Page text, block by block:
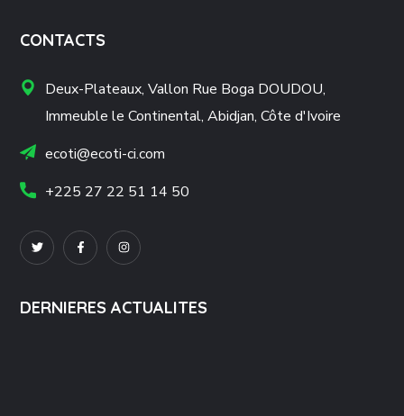
CONTACTS
Deux-Plateaux, Vallon Rue Boga DOUDOU,
Immeuble le Continental, Abidjan, Côte d'Ivoire
ecoti@ecoti-ci.com
+225 27 22 51 14 50
DERNIERES ACTUALITES